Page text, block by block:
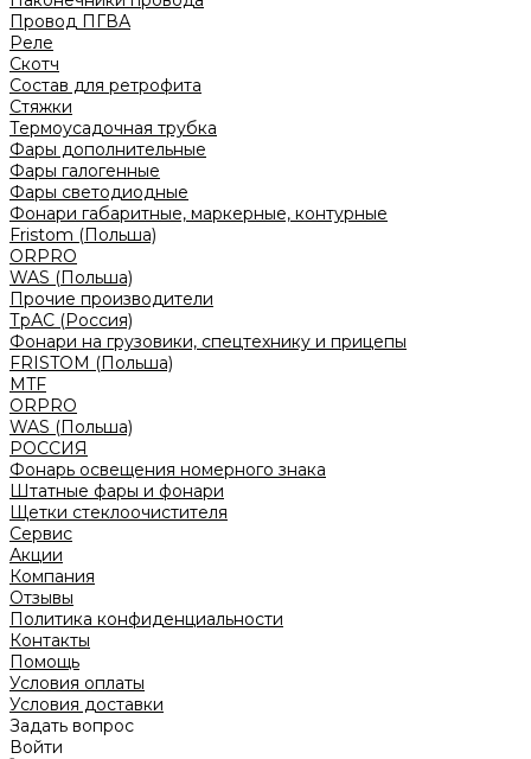
Провод ПГВА
Реле
Скотч
Состав для ретрофита
Стяжки
Термоусадочная трубка
Фары дополнительные
Фары галогенные
Фары светодиодные
Фонари габаритные, маркерные, контурные
Fristom (Польша)
ORPRO
WAS (Польша)
Прочие производители
ТрАС (Россия)
Фонари на грузовики, спецтехнику и прицепы
FRISTOM (Польша)
MTF
ORPRO
WAS (Польша)
РОССИЯ
Фонарь освещения номерного знака
Штатные фары и фонари
Щетки стеклоочистителя
Сервис
Акции
Компания
Отзывы
Политика конфиденциальности
Контакты
Помощь
Условия оплаты
Условия доставки
Задать вопрос
Войти